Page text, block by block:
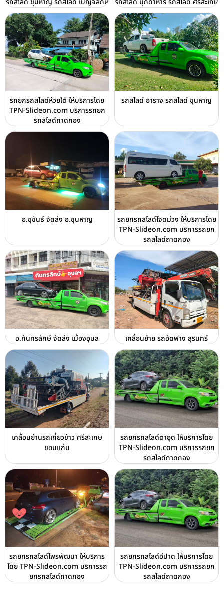
รถยกรถสไลด์ห้วยใต้ ให้บริการโดย
TPN-Slideon.com บริการรถยก
รถสไลด์ถาดกอง
รถสไลด์ อาราง รถสไลด์ ขุนหาญ
อ.ขุขันธ์ จัดส่ง อ.ขุนหาญ
รถยกรถสไลด์โจดม่วง ให้บริการโดย
TPN-Slideon.com บริการรถยก
รถสไลด์ถาดกอง
อ.กันทรลักษ์ จัดส่ง เมื่องอุบล เคลื่อนย้าย รถอัดฟาง สุรินทร์
เคลื่อนย้านรถเกี่ยวข้าว ศรีสะเกษ
ขอนแก่น
รถยกรถสไลด์ตาอุด ให้บริการโดย
TPN-Slideon.com บริการรถยก
รถสไลด์ถาดกอง
รถยกรถสไลด์ไพรพัฒนา ให้บริการ
โดย TPN-Slideon.com บริการรถ
ยกรถสไลด์ถาดกอง
รถยกรถสไลด์อีปาด ให้บริการโดย
TPN-Slideon.com บริการรถยก
รถสไลด์ถาดกอง